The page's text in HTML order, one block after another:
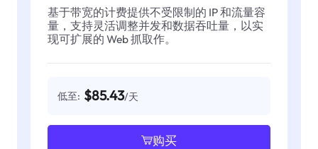
基于带宽的计费提供不受限制的 IP 和流量容
量，支持灵活调整并发和数据吞吐量，以实
现可扩展的 Web 抓取作。
低至: $85.43/天
购买